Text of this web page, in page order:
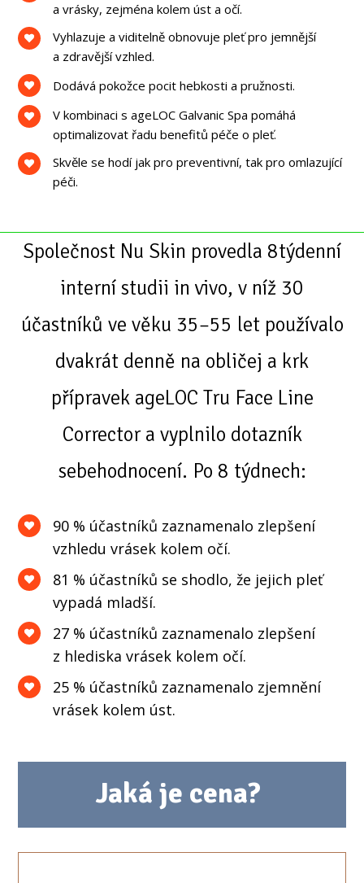
a vrásky, zejména kolem úst a očí.
Vyhlazuje a viditelně obnovuje pleť pro jemnější
a zdravější vzhled.
Dodává pokožce pocit hebkosti a pružnosti.
V kombinaci s ageLOC Galvanic Spa pomáhá
optimalizovat řadu benefitů péče o pleť.
Skvěle se hodí jak pro preventivní, tak pro omlazující
péči.
Společnost Nu Skin provedla 8týdenní
interní studii in vivo, v níž 30
účastníků ve věku 35–55 let používalo
dvakrát denně na obličej a krk
přípravek ageLOC Tru Face Line
Corrector a vyplnilo dotazník
sebehodnocení. Po 8 týdnech:
90 % účastníků zaznamenalo zlepšení
vzhledu vrásek kolem očí.
81 % účastníků se shodlo, že jejich pleť
vypadá mladší.
27 % účastníků zaznamenalo zlepšení
z hlediska vrásek kolem očí.
25 % účastníků zaznamenalo zjemnění
vrásek kolem úst.
Jaká je cena?